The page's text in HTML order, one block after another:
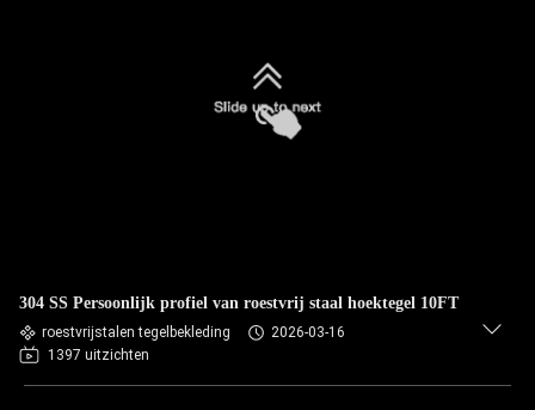
304 SS Persoonlijk profiel van roestvrij staal hoektegel 10FT
roestvrijstalen tegelbekleding
2026-03-16
1397 uitzichten